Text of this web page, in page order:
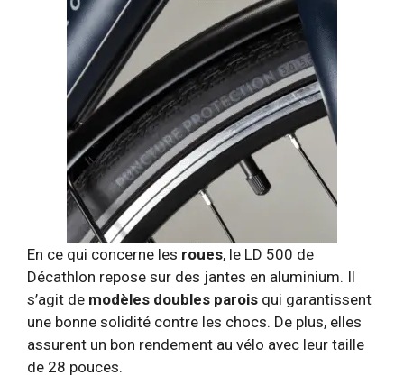
En ce qui concerne les roues, le LD 500 de
Décathlon repose sur des jantes en aluminium. Il
s’agit de modèles doubles parois qui garantissent
une bonne solidité contre les chocs. De plus, elles
assurent un bon rendement au vélo avec leur taille
de 28 pouces.